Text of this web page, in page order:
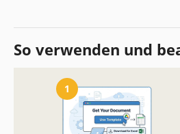
So verwenden und
1